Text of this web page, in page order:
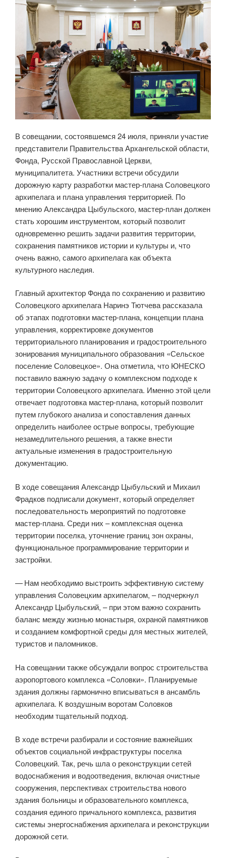
В совещании, состоявшемся 24 июля, приняли участие
представители Правительства Архангельской области,
Фонда, Русской Православной Церкви,
муниципалитета. Участники встречи обсудили
дорожную карту разработки мастер-плана Соловецкого
архипелага и плана управления территорией. По
мнению Александра Цыбульского, мастер-план должен
стать хорошим инструментом, который позволит
одновременно решить задачи развития территории,
сохранения памятников истории и культуры и, что
очень важно, самого архипелага как объекта
культурного наследия.
Главный архитектор Фонда по сохранению и развитию
Соловецкого архипелага Наринэ Тютчева рассказала
об этапах подготовки мастер-плана, концепции плана
управления, корректировке документов
территориального планирования и градостроительного
зонирования муниципального образования «Сельское
поселение Соловецкое». Она отметила, что ЮНЕСКО
поставило важную задачу о комплексном подходе к
территории Соловецкого архипелага. Именно этой цели
отвечает подготовка мастер-плана, который позволит
путем глубокого анализа и сопоставления данных
определить наиболее острые вопросы, требующие
незамедлительного решения, а также внести
актуальные изменения в градостроительную
документацию.
В ходе совещания Александр Цыбульский и Михаил
Фрадков подписали документ, который определяет
последовательность мероприятий по подготовке
мастер-плана. Среди них – комплексная оценка
территории поселка, уточнение границ зон охраны,
функциональное программирование территории и
застройки.
— Нам необходимо выстроить эффективную систему
управления Соловецким архипелагом, – подчеркнул
Александр Цыбульский, – при этом важно сохранить
баланс между жизнью монастыря, охраной памятников
и созданием комфортной среды для местных жителей,
туристов и паломников.
На совещании также обсуждали вопрос строительства
аэропортового комплекса «Соловки». Планируемые
здания должны гармонично вписываться в ансамбль
архипелага. К воздушным воротам Соловков
необходим тщательный подход.
В ходе встречи разбирали и состояние важнейших
объектов социальной инфраструктуры поселка
Соловецкий. Так, речь шла о реконструкции сетей
водоснабжения и водоотведения, включая очистные
сооружения, перспективах строительства нового
здания больницы и образовательного комплекса,
создания единого причального комплекса, развития
системы энергоснабжения архипелага и реконструкции
дорожной сети.